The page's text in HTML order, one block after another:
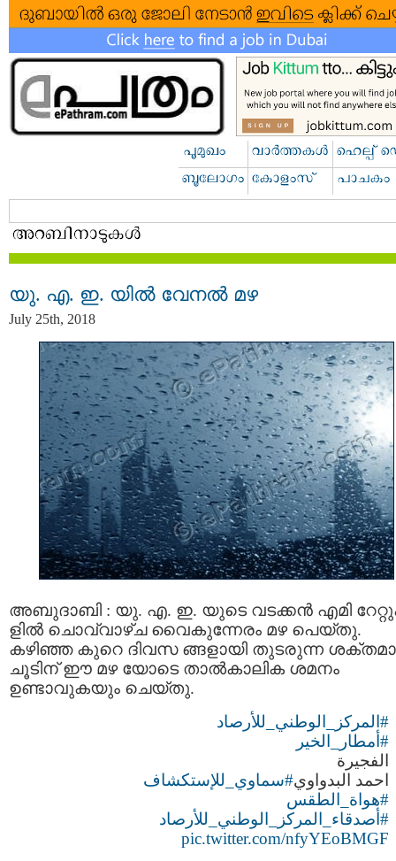
യു. എ. ഇ. യിൽ വേനൽ മഴ
July 25th, 2018
അബുദാബി : യു. എ. ഇ. യുടെ വടക്കന്‍ എമി
ളിൽ ചൊവ്വാഴ്ച വൈകുന്നേരം മഴ പെയ്തു.
കഴിഞ്ഞ കുറെ ദിവസ ങ്ങളായി തുടരുന്ന
ചൂടിന് ഈ മഴ യോടെ താല്‍കാലിക ശമനം
ഉണ്ടാവുകയും ചെയ്തു.
#المركز_الوطني_للأرصاد
#أمطار_الخير
الفجيرة
احمد البدواوي#سماوي_للإستكشاف
#هواة_الطقس
#أصدقاء_المركز_الوطني_للأرصاد
pic.twitter.com/nfyYEoBMGF